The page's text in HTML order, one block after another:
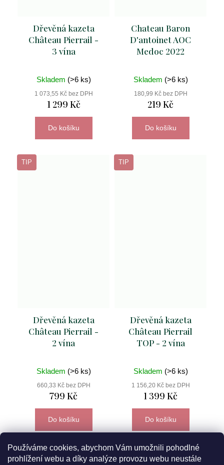
Používáme cookies, abychom Vám umožnili pohodlné
prohlížení webu a díky analýze provozu webu neustále
Dřevěná kazeta
Château Pierrail -
3 vína
Skladem (>6 ks)
1 073,55 Kč bez DPH
1 299 Kč
Do košíku
Chateau Baron
D'antoinet AOC
Medoc 2022
Skladem (>6 ks)
180,99 Kč bez DPH
219 Kč
Do košíku
TIP
Dřevěná kazeta
Château Pierrail -
2 vína
Skladem (>6 ks)
660,33 Kč bez DPH
799 Kč
Do košíku
TIP
Dřevěná kazeta
Château Pierrail
TOP - 2 vína
Skladem (>6 ks)
1 156,20 Kč bez DPH
1 399 Kč
Do košíku